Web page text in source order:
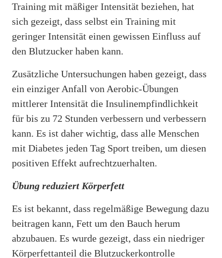
Training mit mäßiger Intensität beziehen, hat
sich gezeigt, dass selbst ein Training mit
geringer Intensität einen gewissen Einfluss auf
den Blutzucker haben kann.
Zusätzliche Untersuchungen haben gezeigt, dass
ein einziger Anfall von Aerobic-Übungen
mittlerer Intensität die Insulinempfindlichkeit
für bis zu 72 Stunden verbessern und verbessern
kann. Es ist daher wichtig, dass alle Menschen
mit Diabetes jeden Tag Sport treiben, um diesen
positiven Effekt aufrechtzuerhalten.
Übung reduziert Körperfett
Es ist bekannt, dass regelmäßige Bewegung dazu
beitragen kann, Fett um den Bauch herum
abzubauen. Es wurde gezeigt, dass ein niedriger
Körperfettanteil die Blutzuckerkontrolle